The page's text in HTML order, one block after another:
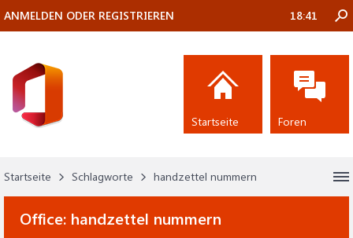
Startseite Schlagworte handzettel nummern
Office: handzettel nummern
ANMELDEN ODER REGISTRIEREN 18:41
Startseite Foren